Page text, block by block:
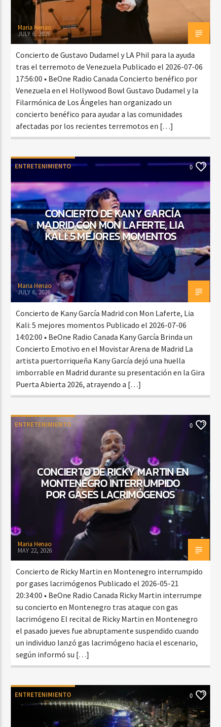
Maria Henao
JULY 6, 2026
Concierto de Gustavo Dudamel y LA Phil para la ayuda
tras el terremoto de Venezuela Publicado el 2026-07-06
17:56:00 • BeOne Radio Canada Concierto benéfico por
Venezuela en el Hollywood Bowl Gustavo Dudamel y la
Filarmónica de Los Ángeles han organizado un
concierto benéfico para ayudar a las comunidades
afectadas por los recientes terremotos en […]
ENTRETENIMIENTO 0
CONCIERTO DE KANY GARCÍA
MADRID CON MON LAFERTE, LIA
KALI: 5 MEJORES MOMENTOS
Maria Henao
JULY 6, 2026
Concierto de Kany García Madrid con Mon Laferte, Lia
Kali: 5 mejores momentos Publicado el 2026-07-06
14:02:00 • BeOne Radio Canada Kany García Brinda un
Concierto Emotivo en el Movistar Arena de Madrid La
artista puertorriqueña Kany García dejó una huella
imborrable en Madrid durante su presentación en la Gira
Puerta Abierta 2026, atrayendo a […]
ENTRETENIMIENTO 0
CONCIERTO DE RICKY MARTIN EN
MONTENEGRO INTERRUMPIDO
POR GASES LACRIMÓGENOS
Maria Henao
MAY 22, 2026
Concierto de Ricky Martin en Montenegro interrumpido
por gases lacrimógenos Publicado el 2026-05-21
20:34:00 • BeOne Radio Canada Ricky Martin interrumpe
su concierto en Montenegro tras ataque con gas
lacrimógeno El recital de Ricky Martin en Montenegro
el pasado jueves fue abruptamente suspendido cuando
un individuo lanzó gas lacrimógeno hacia el escenario,
según informó su […]
ENTRETENIMIENTO 0